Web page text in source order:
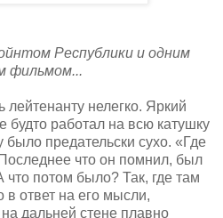
Республики и одним
фильмом...
нелегко. Яркий
будто работал на всю катушку
было предательски сухо. «Где
что он помнил, был
потом было? Так, где там
ответ на его мысли,
дальней стене плавно